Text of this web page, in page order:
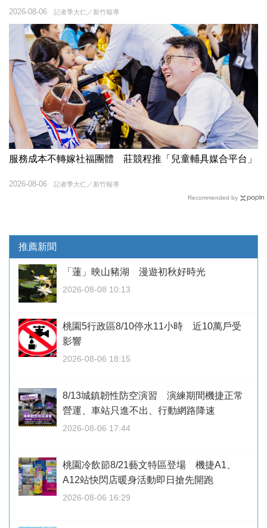
記者季大仁／新竹報導
2026-08-06
服務成本不轉嫁社福團體 莊競程推「兒童輔具媒合平台」
記者季大仁／新竹報導
2026-08-06
Recommended by
推薦新聞
「蓮」映山豬湖 漫遊初秋好時光
2026-08-08 10:13
桃園5行政區8/10停水11小時 近10萬戶受
影響
2026-08-06 18:15
8/13城鎮韌性防空演習 演練期間機捷正常
營運、車站只進不出、行動網路降速
2026-08-06 17:44
桃園冷飲節8/21藝文特區登場 機捷A1、
A12站快閃店暖身活動即日搶先開跑
2026-08-06 16:29